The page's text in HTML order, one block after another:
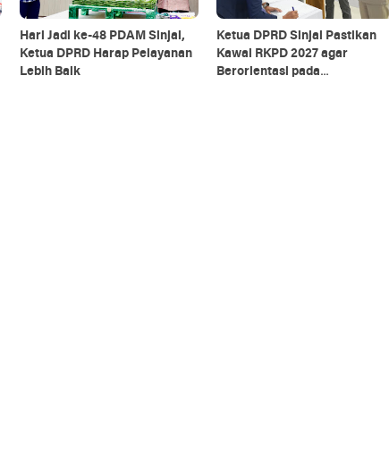
Hari Jadi ke-48 PDAM Sinjai,
Ketua DPRD Harap Pelayanan
Lebih Baik
Ketua DPRD Sinjai Pastikan
Kawal RKPD 2027 agar
Berorientasi pada